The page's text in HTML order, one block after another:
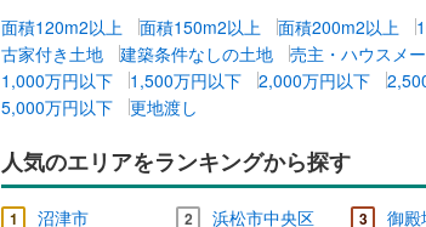
面積120m2以上 面積150m2以上 面積200m2以上
古家付き土地
建築条件なしの土地 売主・ハウスメ
1,000万円以下
1,500万円以下 2,000万円以下
5,000万円以下
更地渡し
人気のエリアをランキングから探す
1 沼津市 2 浜松市中央区 3 御殿